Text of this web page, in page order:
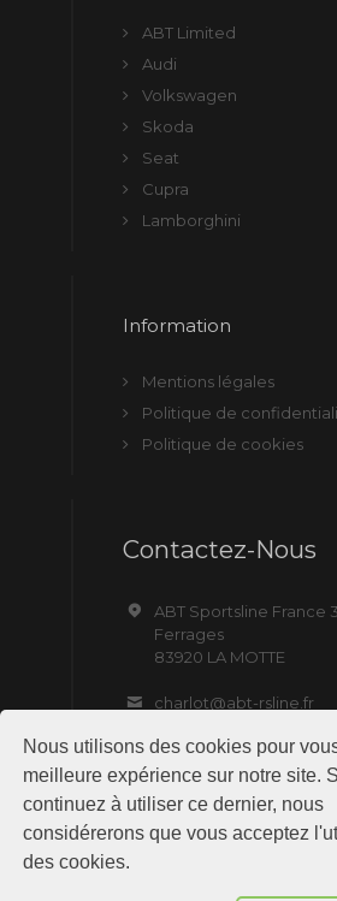
Nous utilisons des cookies pour
meilleure expérience sur notre site.
continuez à utiliser ce dernier, nous
considérerons que vous acceptez
des cookies.
ABT Limited
Audi
Volkswagen
Skoda
Seat
Cupra
Lamborghini
Information
Mentions légales
Politique de
Politique de cookies
Contactez-Nous
ABT Sportsline France
Ferrages
83920 LA MOTTE
charlot@abt-rsline.fr